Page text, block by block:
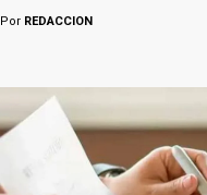
Por REDACCION